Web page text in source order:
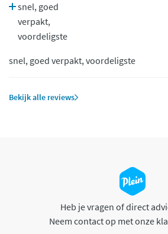
snel, goed
verpakt,
voordeligste
snel, goed verpakt, voordeligste
Bekijk alle reviews
Heb je vragen of direct
Neem contact op met onze